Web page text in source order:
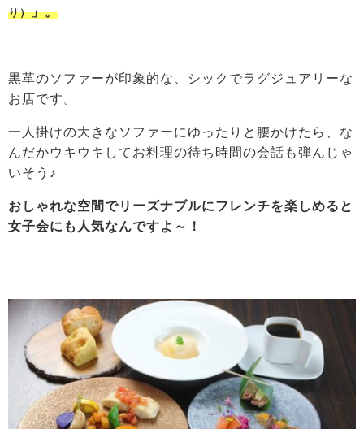
り）」。
黒革のソファーが印象的な、シックでラグジュアリーな
お店です。
一人掛けの大きなソファーにゆったりと腰かけたら、な
んだかウキウキしてお料理の待ち時間の会話も弾んじゃ
いそう♪
おしゃれな空間でリーズナブルにフレンチを楽しめると
女子会にも人気なんですよ～！